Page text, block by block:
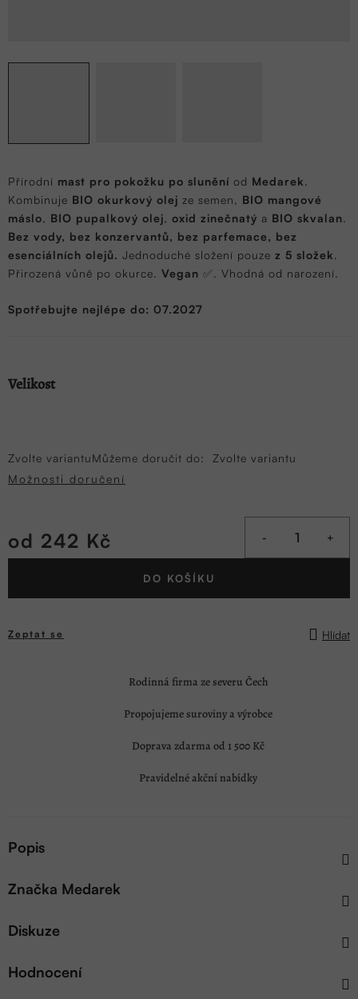
Přírodní mast pro pokožku po slunění od Medarek.
Kombinuje BIO okurkový olej ze semen, BIO mangové
máslo, BIO pupalkový olej, oxid zinečnatý a BIO skvalan.
Bez vody, bez konzervantů, bez parfemace, bez
esenciálních olejů. Jednoduché složení pouze z 5 složek.
Přirozená vůně po okurce. Vegan ✅. Vhodná od narození.
Spotřebujte nejlépe do: 07.2027
Velikost
Zvolte variantuMůžeme doručit do:
Zvolte variantu
Možnosti doručení
od 242 Kč
Měrná
DO KOŠÍKU
Zeptat se Hlídat
Rodinná firma ze severu Čech
Propojujeme suroviny a výrobce
Doprava zdarma od 1 500 Kč
Pravidelné akční nabídky
Popis
Značka Medarek
Diskuze
Hodnocení